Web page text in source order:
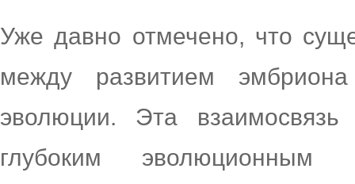
Уже давно отмечено, что
между развитием
эволюции. Эта
глубоким